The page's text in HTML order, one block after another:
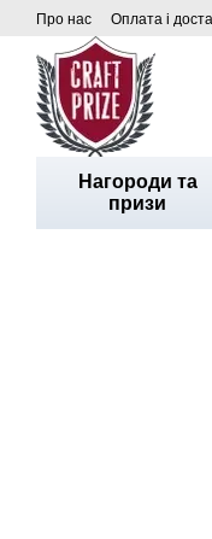
Перейти до основного
Про нас Оплата і
Нагороди та
призи